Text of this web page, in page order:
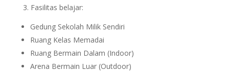
3. Fasilitas belajar:
Gedung Sekolah Milik Sendiri
Ruang Kelas Memadai
Ruang Bermain Dalam (Indoor)
Arena Bermain Luar (Outdoor)